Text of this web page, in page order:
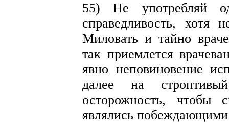
55) Не употребляй
справедливость, хотя
Миловать и тайно
так приемлется
явно неповиновение
далее на
осторожность, чтобы
являлись